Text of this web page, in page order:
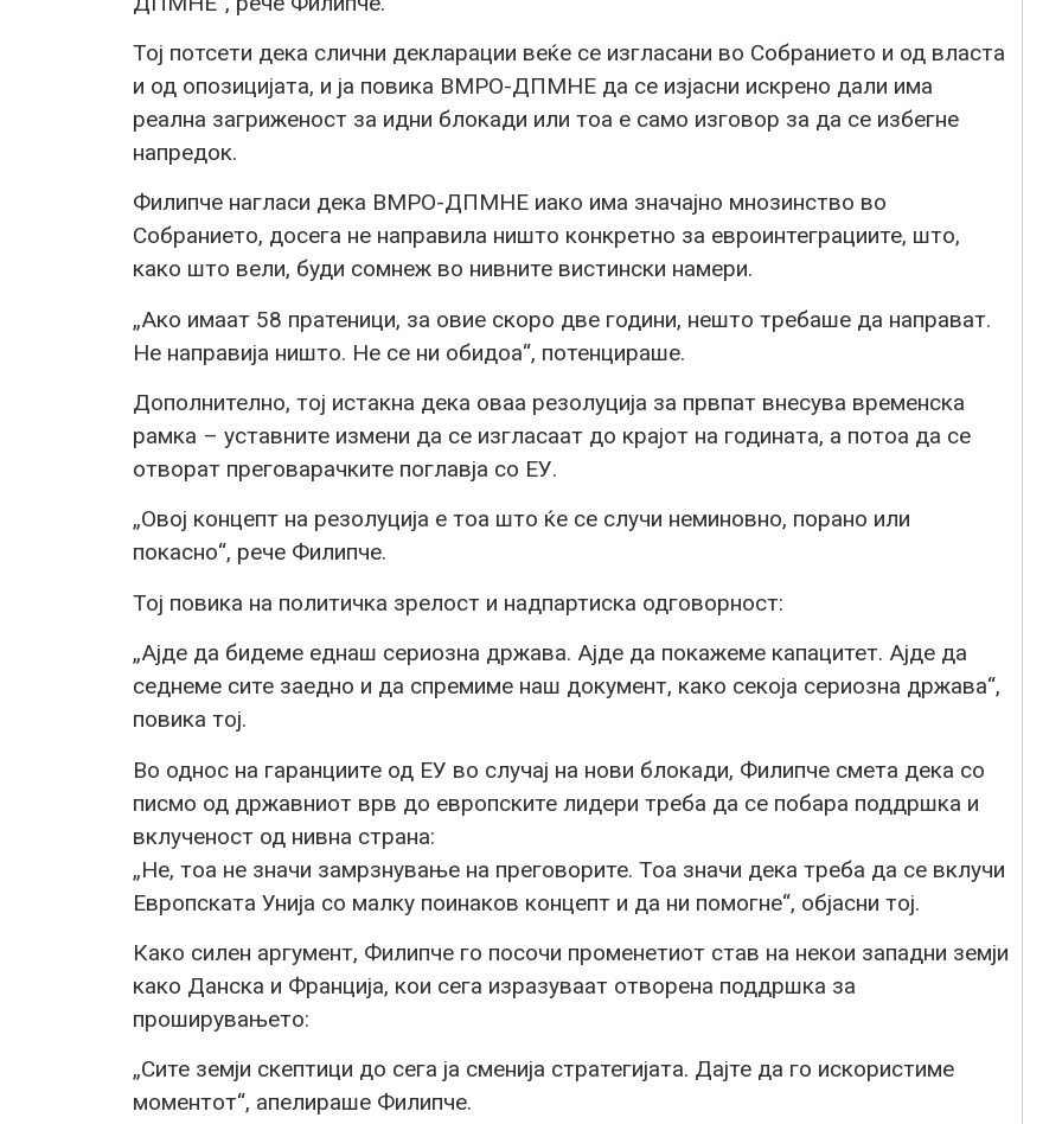
Тој потсети дека слични декларации веќе се изгласани во Собранието и од власта
и од опозицијата, и ја повика ВМРО-ДПМНЕ да се изјасни искрено дали има
реална загриженост за идни блокади или тоа е само изговор за да се избегне
напредок.
Филипче нагласи дека ВМРО-ДПМНЕ иако има значајно мнозинство во
Собранието, досега не направила ништо конкретно за евроинтеграциите, што,
како што вели, буди сомнеж во нивните вистински намери.
„Ако имаат 58 пратеници, за овие скоро две години, нешто требаше да направат.
Не направија ништо. Не се ни обидоа“, потенцираше.
Дополнително, тој истакна дека оваа резолуција за првпат внесува временска
рамка – уставните измени да се изгласаат до крајот на годината, а потоа да се
отворат преговарачките поглавја со ЕУ.
„Овој концепт на резолуција е тоа што ќе се случи неминовно, порано или
покасно“, рече Филипче.
Тој повика на политичка зрелост и надпартиска одговорност:
„Ајде да бидеме еднаш сериозна држава. Ајде да покажеме капацитет. Ајде да
седнеме сите заедно и да спремиме наш документ, како секоја сериозна држава“,
повика тој.
Во однос на гаранциите од ЕУ во случај на нови блокади, Филипче смета дека со
писмо од државниот врв до европските лидери треба да се побара поддршка и
вклученост од нивна страна:
„Не, тоа не значи замрзнување на преговорите. Тоа значи дека треба да се вклучи
Европската Унија со малку поинаков концепт и да ни помогне“, објасни тој.
Како силен аргумент, Филипче го посочи променетиот став на некои западни земји
како Данска и Франција, кои сега изразуваат отворена поддршка за
проширувањето:
„Сите земји скептици до сега ја сменија стратегијата. Дајте да го искористиме
моментот“, апелираше Филипче.